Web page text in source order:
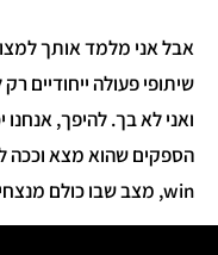
אבל אני מלמד אותך
שיתופי פעולה
ואני לא בך. להיפך,
win, מצב שבו כולם מנצחים".